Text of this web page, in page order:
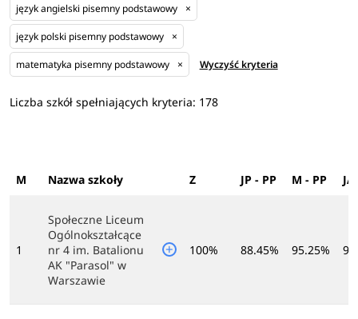
język angielski pisemny podstawowy ×
język polski pisemny podstawowy ×
matematyka pisemny podstawowy × Wyczyść kryteria
Liczba szkół spełniających kryteria: 178
M Nazwa szkoły Z JP - PP M - PP
1
Społeczne Liceum
Ogólnokształcące
nr 4 im. Batalionu
AK "Parasol" w
Warszawie
100% 88.45% 95.25%